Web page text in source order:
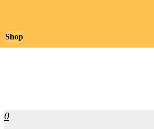
0
Shop